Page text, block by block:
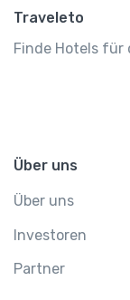
Traveleto
Finde Hotels für
Über uns
Über uns
Investoren
Partner